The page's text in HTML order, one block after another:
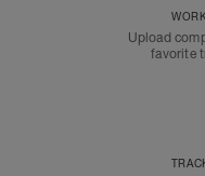
Upload
favorite